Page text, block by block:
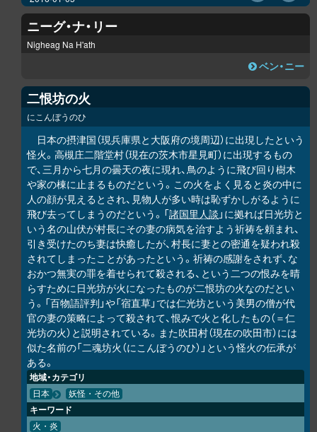
ニーグ・ナ・リー
Nigheag Na H'ath
ベン・ニー
二恨坊の火
にこんぼうのひ
日本の摂津国（現兵庫県と大阪府の境周辺）に出現したという
怪火。高槻庄二階堂村（現在の茨木市星見町）に出現するもの
で、三月から七月の曇天の夜に現れ、鳥のように飛び回り樹木
や家の棟に止まるものだという。この火をよく見ると炎の中に
人の顔が見えるとされ、見物人が多い時は恥ずかしがるように
飛び去ってしまうのだという。「諸国里人談 」に拠れば日光坊と
いう名の山伏が村長にその妻の病気を治すよう祈祷を頼まれ、
引き受けたのち妻は快癒したが、村長に妻との密通を疑われ殺
されてしまったことがあったという。祈祷の感謝をされず、な
おかつ無実の罪を着せられて殺される、という二つの恨みを晴
らすために日光坊が火になったものが二恨坊の火なのだとい
う。「百物語評判」や「宿直草」では仁光坊という美男の僧が代
官の妻の策略によって殺されて、恨みで火と化したもの（＝仁
光坊の火）と説明されている。また吹田村（現在の吹田市）には
似た名前の「二魂坊火（にこんぼうのひ）」という怪火の伝承が
ある。
地域・カテゴリ
日本 妖怪・その他
キーワード
火・炎